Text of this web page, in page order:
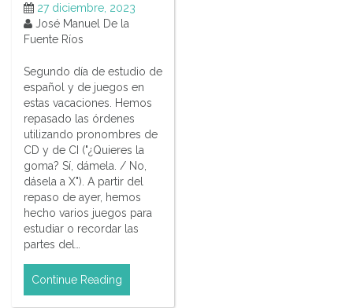
27 diciembre, 2023
José Manuel De la
Fuente Ríos
Segundo día de estudio de
español y de juegos en
estas vacaciones. Hemos
repasado las órdenes
utilizando pronombres de
CD y de CI ("¿Quieres la
goma? Sí, dámela. / No,
dásela a X"). A partir del
repaso de ayer, hemos
hecho varios juegos para
estudiar o recordar las
partes del…
Continue Reading